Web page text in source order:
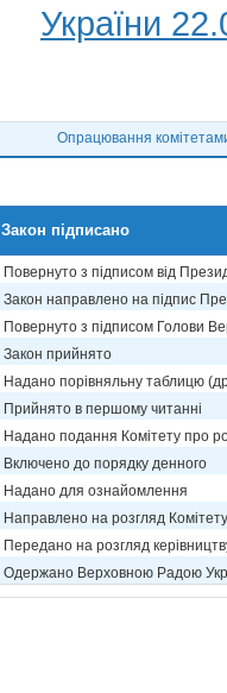
України
Опрацювання
Закон підписано
Повернуто з підписом від
Закон направлено на підпис
Повернуто з підписом Голови
Закон прийнято
Надано порівняльну таблицю
Прийнято в першому читанні
Надано подання Комітету про
Включено до порядку денного
Надано для ознайомлення
Направлено на розгляд Комітету
Передано на розгляд
Одержано Верховною Радою